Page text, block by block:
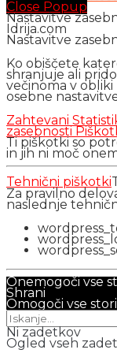
Close Popup
Nastavitve
Idrija.com
Nastavitve
Ko obiščete
shranjuje ali
večinoma v
osebne
Zahtevani
zasebnosti
Ti piškotki so
in jih ni moč
Tehnični piškotki
Za pravilno
naslednje
Onemogoči vse
Shrani
Omogoči vse
Ni zadetkov
Ogled vseh